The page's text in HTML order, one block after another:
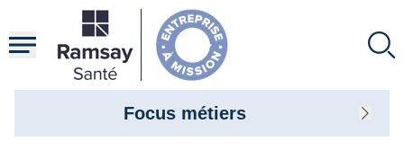
contenu
principal
Focus métiers